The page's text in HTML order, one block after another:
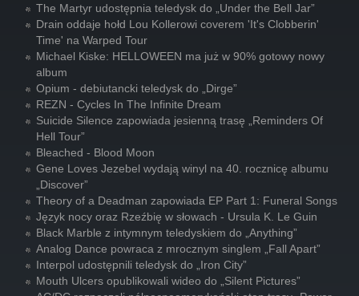
The Martyr udostępnia teledysk do „Under the Bell Jar”
Drain oddaje hołd Lou Kollerowi coverem 'It's Clobberin'
Time' na Warped Tour
Michael Kiske: HELLOWEEN ma już w 90% gotowy nowy
album
Opium - debiutancki teledysk do „Dirge”
REZN - Cycles In The Infinite Dream
Suicide Silence zapowiada jesienną trasę „Reminders Of
Hell Tour”
Bleached - Blood Moon
Gene Loves Jezebel wydają winyl na 40. rocznicę albumu
„Discover”
Theory of a Deadman zapowiada EP Part 1: Funeral Songs
Język nocy oraz Rzeźbię w słowach - Ursula K. Le Guin
Black Marble z intymnym teledyskiem do „Anything”
Analog Dance powraca z mrocznym singlem „Fall Apart”
Interpol udostępnili teledysk do „Iron City”
Mouth Ulcers opublikowali wideo do „Silent Pictures”